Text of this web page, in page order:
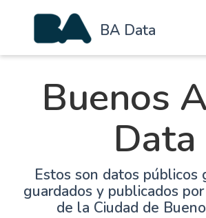
BA Data
Buenos
Data
Estos son datos públicos
guardados y publicados
de la Ciudad de